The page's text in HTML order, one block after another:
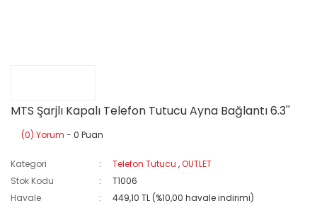
MTS Şarjlı Kapalı Telefon Tutucu Ayna Bağlantı 6.3''
(0) Yorum - 0 Puan
Kategori Telefon Tutucu ,OUTLET
Stok Kodu
T1006
Havale
449,10 TL (%10,00 havale indirimi)